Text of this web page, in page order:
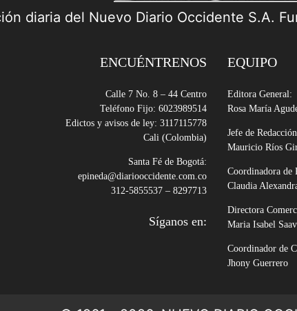
diaria del Nuevo Diario Occidente S.A.
ENCUÉNTRENOS
Calle 7 No. 8 – 44 Centro
Teléfono Fijo: 6023989514
Edictos y avisos de ley: 3117115778
Cali (Colombia)
Santa Fé de Bogotá:
epineda@diariooccidente.com.co
312-5855537 – 8297713
Síganos en:
EQUIPO
Editora General:
Rosa María
Jefe de
Mauricio Ríos
Coordinadora de
Claudia
Directora
Maria Isabel
Coordinador de
Jhony Guerrero